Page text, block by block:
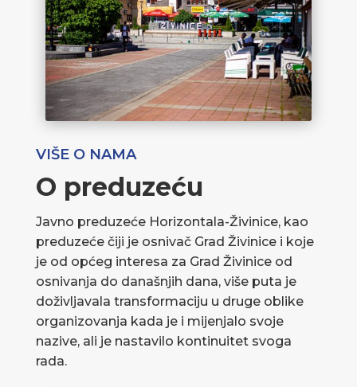
VIŠE O NAMA
O preduzeću
Javno preduzeće Horizontala-Živinice, kao
preduzeće čiji je osnivač Grad Živinice i koje
je od općeg interesa za Grad Živinice od
osnivanja do današnjih dana, više puta je
doživljavala transformaciju u druge oblike
organizovanja kada je i mijenjalo svoje
nazive, ali je nastavilo kontinuitet svoga
rada.